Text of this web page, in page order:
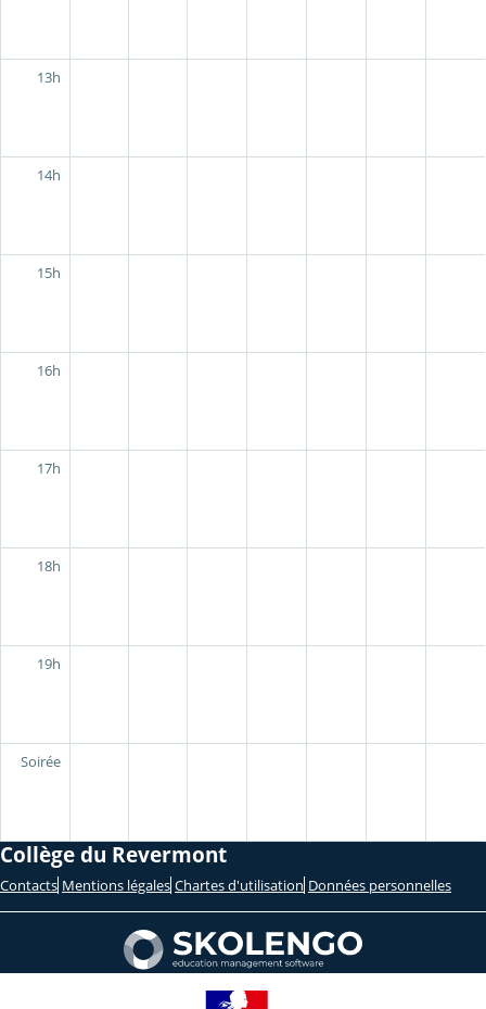
13h
14h
15h
16h
17h
18h
19h
Soirée
Collège du Revermont
Contacts Mentions légales Chartes d'utilisation Données personnelles